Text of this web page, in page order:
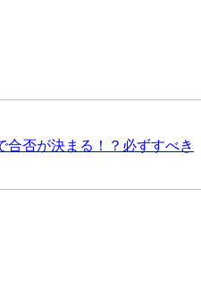
合否が決まる！？必ずすべき